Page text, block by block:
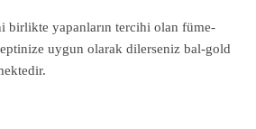
birlikte yapanların tercihi olan füme-
uygun olarak dilerseniz bal-gold